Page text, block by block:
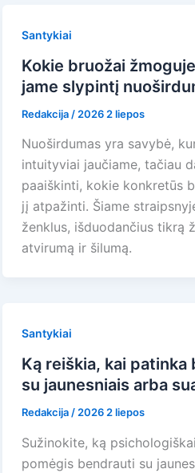
Santykiai
Kokie bruožai
jame slypintį
Redakcija / 2026 2 liepos
Nuoširdumas yra savybė,
intuityviai jaučiame, tačiau
paaiškinti, kokie konkretūs
jį atpažinti. Šiame
ženklus, išduodančius tikrą
atvirumą ir šilumą.
Santykiai
Ką reiškia, kai patinka
su jaunesniais arba
Redakcija / 2026 2 liepos
Sužinokite, ką
pomėgis bendrauti su